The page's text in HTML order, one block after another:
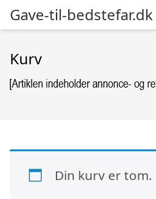
Gave-til-bedstefar.dk
Kurv
Din kurv er tom.